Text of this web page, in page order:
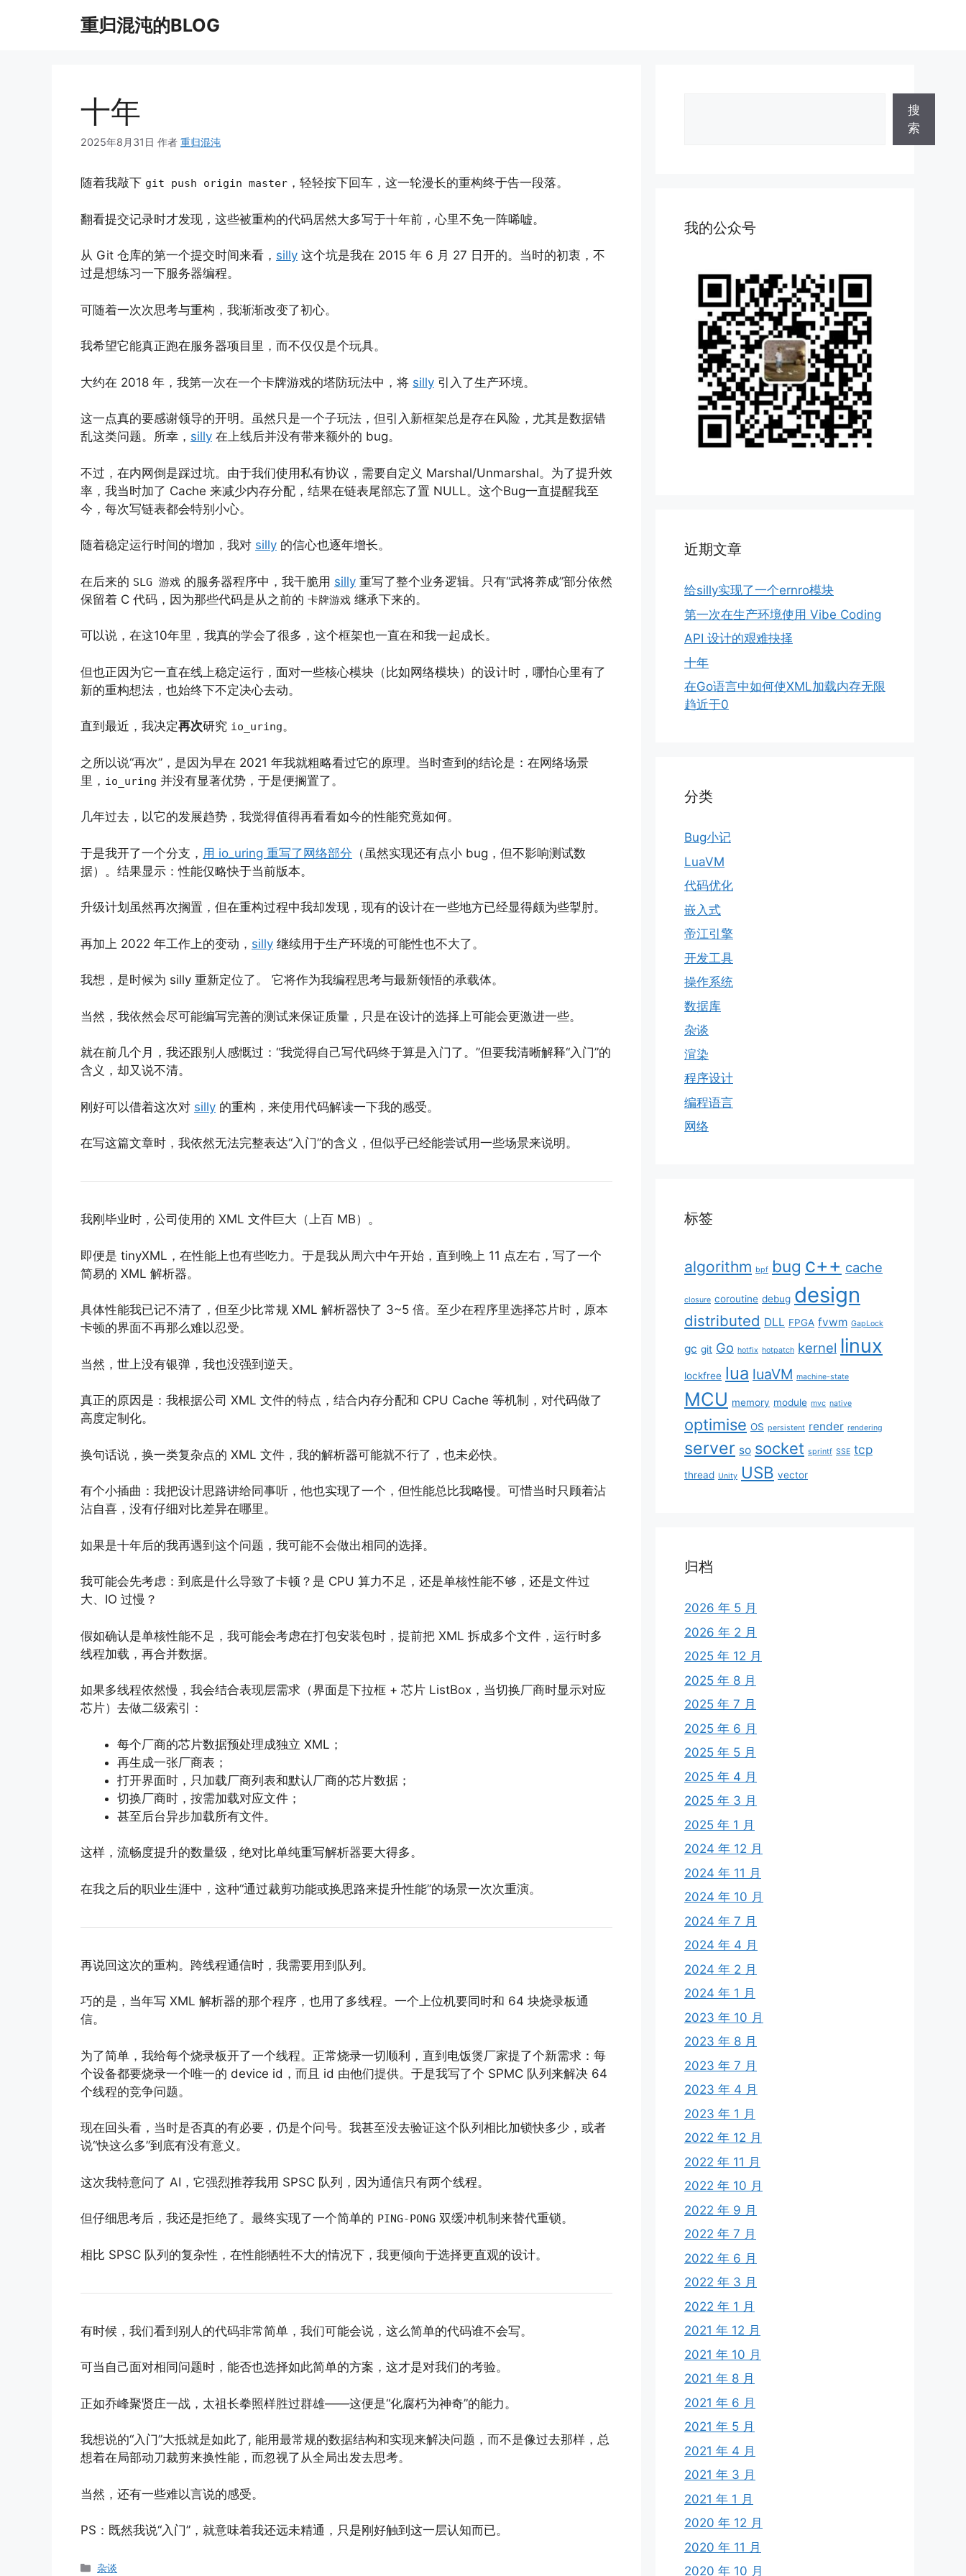
重归混沌的BLOG
十年
2025年8月31日 作者 重归混沌
随着我敲下 git push origin master ，轻轻按下回车，这一轮漫长的重构终于告一段落。
翻看提交记录时才发现，这些被重构的代码居然大多写于十年前，心里不免一阵唏嘘。
从 Git 仓库的第一个提交时间来看， silly 这个坑是我在 2015 年 6 月 27 日开的。当时的初衷，不
过是想练习一下服务器编程。
可随着一次次思考与重构，我渐渐改变了初心。
我希望它能真正跑在服务器项目里，而不仅仅是个玩具。
大约在 2018 年，我第一次在一个卡牌游戏的塔防玩法中，将 silly 引入了生产环境。
这一点真的要感谢领导的开明。虽然只是一个子玩法，但引入新框架总是存在风险，尤其是数据错
乱这类问题。所幸， silly 在上线后并没有带来额外的 bug。
不过，在内网倒是踩过坑。由于我们使用私有协议，需要自定义 Marshal/Unmarshal。为了提升效
率，我当时加了 Cache 来减少内存分配，结果在链表尾部忘了置 NULL。这个Bug一直提醒我至
今，每次写链表都会特别小心。
随着稳定运行时间的增加，我对 silly 的信心也逐年增长。
在后来的 SLG 游戏 的服务器程序中，我干脆用 silly 重写了整个业务逻辑。只有“武将养成”部分依然
保留着 C 代码，因为那些代码是从之前的 卡牌游戏 继承下来的。
可以说，在这10年里，我真的学会了很多，这个框架也一直在和我一起成长。
但也正因为它一直在线上稳定运行，面对一些核心模块（比如网络模块）的设计时，哪怕心里有了
新的重构想法，也始终下不定决心去动。
直到最近，我决定再次研究 io_uring。
之所以说“再次”，是因为早在 2021 年我就粗略看过它的原理。当时查到的结论是：在网络场景
里， io_uring 并没有显著优势，于是便搁置了。
几年过去，以它的发展趋势，我觉得值得再看看如今的性能究竟如何。
于是我开了一个分支， 用 io_uring 重写了网络部分 （虽然实现还有点小 bug，但不影响测试数
据）。结果显示：性能仅略快于当前版本。
升级计划虽然再次搁置，但在重构过程中我却发现，现有的设计在一些地方已经显得颇为些掣肘。
再加上 2022 年工作上的变动， silly 继续用于生产环境的可能性也不大了。
我想，是时候为 silly 重新定位了。 它将作为我编程思考与最新领悟的承载体。
当然，我依然会尽可能编写完善的测试来保证质量，只是在设计的选择上可能会更激进一些。
就在前几个月，我还跟别人感慨过：“我觉得自己写代码终于算是入门了。”但要我清晰解释“入门”的
含义，却又说不清。
刚好可以借着这次对 silly 的重构，来使用代码解读一下我的感受。
在写这篇文章时，我依然无法完整表达“入门”的含义，但似乎已经能尝试用一些场景来说明。
我刚毕业时，公司使用的 XML 文件巨大（上百 MB）。
即便是 tinyXML，在性能上也有些吃力。于是我从周六中午开始，直到晚上 11 点左右，写了一个
简易的 XML 解析器。
具体性能我已记不清了，但至少比常规 XML 解析器快了 3~5 倍。至少在程序里选择芯片时，原本
卡顿的界面不再那么难以忍受。
当然，世上没有银弹，我也没强到逆天。
真正的原因是：我根据公司 XML 文件的特点，结合内存分配和 CPU Cache 等机制，对代码做了
高度定制化。
换句话说，换一类复杂点的 XML 文件，我的解析器可能就不行了，也未必快。
有个小插曲：我把设计思路讲给同事听，他也实现了一个，但性能总比我略慢。可惜当时只顾着沾
沾自喜，没有仔细对比差异在哪里。
如果是十年后的我再遇到这个问题，我可能不会做出相同的选择。
我可能会先考虑：到底是什么导致了卡顿？是 CPU 算力不足，还是单核性能不够，还是文件过
大、IO 过慢？
假如确认是单核性能不足，我可能会考虑在打包安装包时，提前把 XML 拆成多个文件，运行时多
线程加载，再合并数据。
如果多线程依然慢，我会结合表现层需求（界面是下拉框 + 芯片 ListBox，当切换厂商时显示对应
芯片）去做二级索引：
每个厂商的芯片数据预处理成独立 XML；
再生成一张厂商表；
打开界面时，只加载厂商列表和默认厂商的芯片数据；
切换厂商时，按需加载对应文件；
甚至后台异步加载所有文件。
这样，流畅度提升的数量级，绝对比单纯重写解析器要大得多。
在我之后的职业生涯中，这种“通过裁剪功能或换思路来提升性能”的场景一次次重演。
再说回这次的重构。跨线程通信时，我需要用到队列。
巧的是，当年写 XML 解析器的那个程序，也用了多线程。一个上位机要同时和 64 块烧录板通
信。
为了简单，我给每个烧录板开了一个线程。正常烧录一切顺利，直到电饭煲厂家提了个新需求：每
个设备都要烧录一个唯一的 device id，而且 id 由他们提供。于是我写了个 SPMC 队列来解决 64
个线程的竞争问题。
现在回头看，当时是否真的有必要，仍是个问号。我甚至没去验证这个队列相比加锁快多少，或者
说“快这么多”到底有没有意义。
这次我特意问了 AI，它强烈推荐我用 SPSC 队列，因为通信只有两个线程。
但仔细思考后，我还是拒绝了。最终实现了一个简单的 PING-PONG 双缓冲机制来替代重锁。
相比 SPSC 队列的复杂性，在性能牺牲不大的情况下，我更倾向于选择更直观的设计。
有时候，我们看到别人的代码非常简单，我们可能会说，这么简单的代码谁不会写。
可当自己面对相同问题时，能否也选择如此简单的方案，这才是对我们的考验。
正如乔峰聚贤庄一战，太祖长拳照样胜过群雄——这便是“化腐朽为神奇”的能力。
我想说的“入门”大抵就是如此了, 能用最常规的数据结构和实现来解决问题，而不是像过去那样，总
想着在局部动刀裁剪来换性能，而忽视了从全局出发去思考。
当然，还有一些难以言说的感受。
PS：既然我说“入门”，就意味着我还远未精通，只是刚好触到这一层认知而已。
分
杂谈
搜
索
我的公众号
近期文章
给silly实现了一个ernro模块
第一次在生产环境使用 Vibe Coding
API 设计的艰难抉择
十年
在Go语言中如何使XML加载内存无限
趋近于0
分类
Bug小记
LuaVM
代码优化
嵌入式
帝江引擎
开发工具
操作系统
数据库
杂谈
渲染
程序设计
编程语言
网络
标签
algorithm bpf bug c++ cache
closure coroutine debug design
distributed DLL FPGA fvwm GapLock
gc git Go hotfix hotpatch kernel linux
lockfree lua luaVM machine-state
MCU memory module mvc native
optimise OS persistent render rendering
server so socket sprintf SSE tcp
thread Unity USB vector
归档
2026 年 5 月
2026 年 2 月
2025 年 12 月
2025 年 8 月
2025 年 7 月
2025 年 6 月
2025 年 5 月
2025 年 4 月
2025 年 3 月
2025 年 1 月
2024 年 12 月
2024 年 11 月
2024 年 10 月
2024 年 7 月
2024 年 4 月
2024 年 2 月
2024 年 1 月
2023 年 10 月
2023 年 8 月
2023 年 7 月
2023 年 4 月
2023 年 1 月
2022 年 12 月
2022 年 11 月
2022 年 10 月
2022 年 9 月
2022 年 7 月
2022 年 6 月
2022 年 3 月
2022 年 1 月
2021 年 12 月
2021 年 10 月
2021 年 8 月
2021 年 6 月
2021 年 5 月
2021 年 4 月
2021 年 3 月
2021 年 1 月
2020 年 12 月
2020 年 11 月
2020 年 10 月